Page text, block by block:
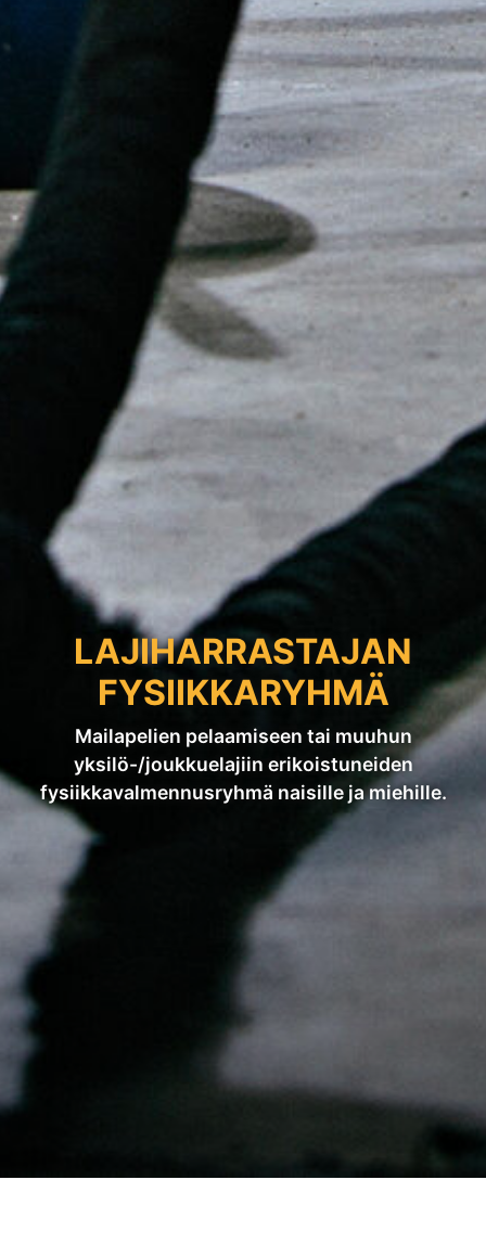
LAJIHARRASTAJAN
FYSIIKKARYHMÄ
Mailapelien pelaamiseen tai muuhun
yksilö-/joukkuelajiin erikoistuneiden
fysiikkavalmennusryhmä naisille ja miehille.